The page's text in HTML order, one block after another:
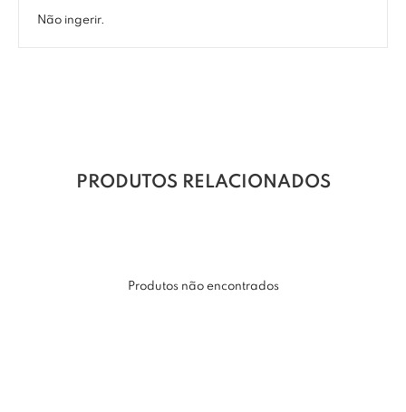
Não ingerir.
PRODUTOS RELACIONADOS
Produtos não encontrados